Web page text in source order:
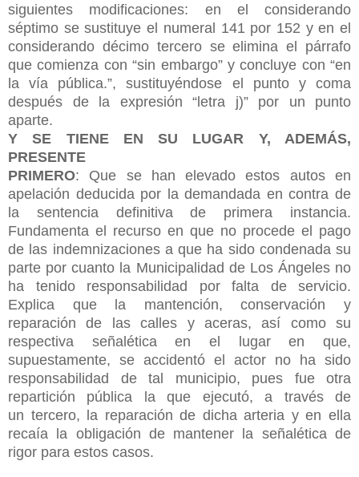
siguientes modificaciones: en el considerando
séptimo se sustituye el numeral 141 por 152 y en el
considerando décimo tercero se elimina el párrafo
que comienza con “sin embargo” y concluye con “en
la vía pública.”, sustituyéndose el punto y coma
después de la expresión “letra j)” por un punto
aparte.
Y SE TIENE EN SU LUGAR Y, ADEMÁS,
PRESENTE
PRIMERO: Que se han elevado estos autos en
apelación deducida por la demandada en contra de
la sentencia definitiva de primera instancia.
Fundamenta el recurso en que no procede el pago
de las indemnizaciones a que ha sido condenada su
parte por cuanto la Municipalidad de Los Ángeles no
ha tenido responsabilidad por falta de servicio.
Explica que la mantención, conservación y
reparación de las calles y aceras, así como su
respectiva señalética en el lugar en que,
supuestamente, se accidentó el actor no ha sido
responsabilidad de tal municipio, pues fue otra
repartición pública la que ejecutó, a través de
un tercero, la reparación de dicha arteria y en ella
recaía la obligación de mantener la señalética de
rigor para estos casos.